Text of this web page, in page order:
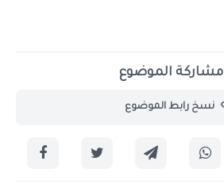
مشاركة الموضوع
نسخ رابط الموضوع